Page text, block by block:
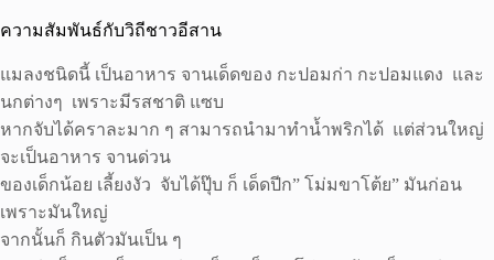
ความสัมพันธ์กับวิถีชาวอีสาน
แมลงชนิดนี้ เป็นอาหาร จานเด็ดของ กะปอมก่า กะปอมแดง และ
นกต่างๆ เพราะมีรสชาติ แซบ
หากจับได้คราละมาก ๆ สามารถนำมาทำน้ำพริกได้ แต่ส่วนใหญ่
จะเป็นอาหาร จานด่วน
ของเด็กน้อย เลี้ยงงัว จับได้ปุ๊บ ก็ เด็ดปีก” โม่มขาโต้ย” มันก่อน
เพราะมันใหญ่
จากนั้นก็ กินตัวมันเป็น ๆ